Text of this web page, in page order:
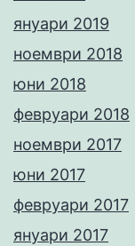
януари 2019
ноември 2018
юни 2018
февруари 2018
ноември 2017
юни 2017
февруари 2017
януари 2017